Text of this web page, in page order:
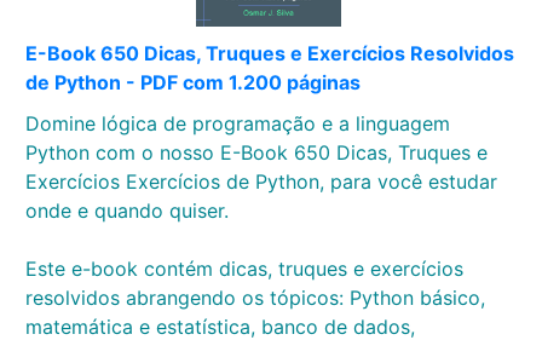
E-Book 650 Dicas, Truques e Exercícios Resolvidos
de Python - PDF com 1.200 páginas
Domine lógica de programação e a linguagem
Python com o nosso E-Book 650 Dicas, Truques e
Exercícios Exercícios de Python, para você estudar
onde e quando quiser.
Este e-book contém dicas, truques e exercícios
resolvidos abrangendo os tópicos: Python básico,
matemática e estatística, banco de dados,